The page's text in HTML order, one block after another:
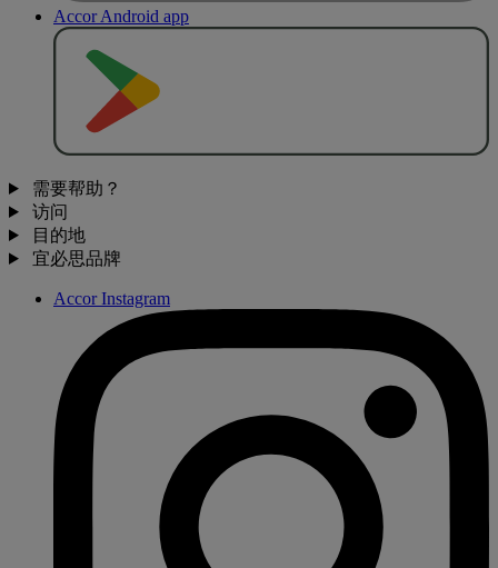
Accor Android app
需要帮助？
访问
目的地
宜必思品牌
Accor Instagram